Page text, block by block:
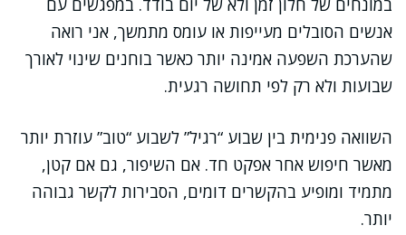
במונחים של חלון זמן ולא של יום בודד. במפגשים עם
אנשים הסובלים מעייפות או עומס מתמשך, אני רואה
שהערכת השפעה אמינה יותר כאשר בוחנים שינוי לאורך
שבועות ולא רק לפי תחושה רגעית.
השוואה פנימית בין שבוע “רגיל” לשבוע “טוב” עוזרת יותר
מאשר חיפוש אחר אפקט חד. אם השיפור, גם אם קטן,
מתמיד ומופיע בהקשרים דומים, הסבירות לקשר גבוהה
יותר.